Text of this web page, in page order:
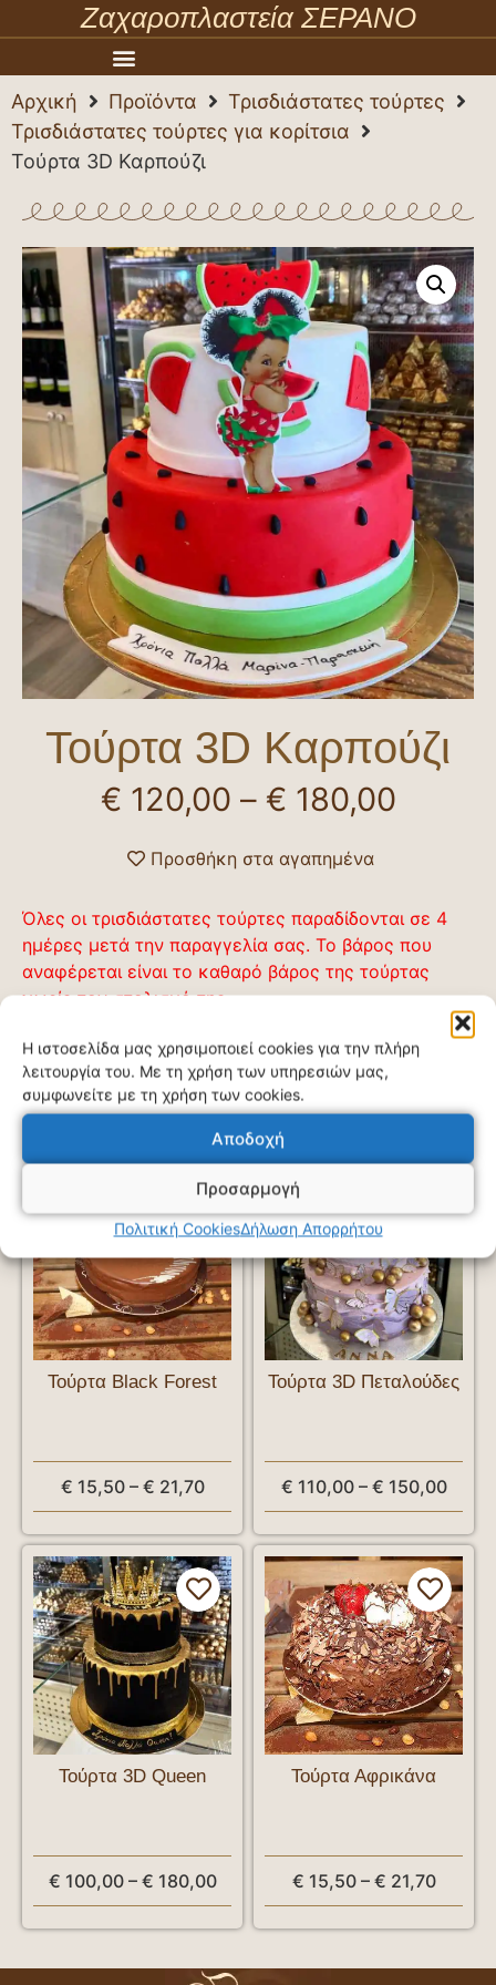
Η ιστοσελίδα μας χρησιμοποιεί cookies για την πλήρη
λειτουργία του. Με τη χρήση των υπηρεσιών μας,
συμφωνείτε με τη χρήση των cookies.
Αποδοχή
Προσαρμογή
Πολιτική CookiesΔήλωση Απορρήτου
Ζαχαροπλαστεία ΣΕΡΑΝΟ
Αρχική Προϊόντα
Τρισδιάστατες τούρτες
Τρισδιάστατες τούρτες για κορίτσια
Τούρτα 3D Καρπούζι
Τούρτα 3D Καρπούζι
€ 120,00 – € 180,00
Προσθήκη στα αγαπημένα
Όλες οι τρισδιάστατες τούρτες παραδίδονται σε 4
ημέρες μετά την παραγγελία σας. Το βάρος που
αναφέρεται είναι το καθαρό βάρος της τούρτας
χωρίς τον στολισμό της.
Σχετικά προϊόντα
Τούρτα Black Forest
€ 15,50 – € 21,70
Τούρτα 3D Πεταλούδες
€ 110,00 – € 150,00
Τούρτα 3D Queen
€ 100,00 – € 180,00
Τούρτα Αφρικάνα
€ 15,50 – € 21,70